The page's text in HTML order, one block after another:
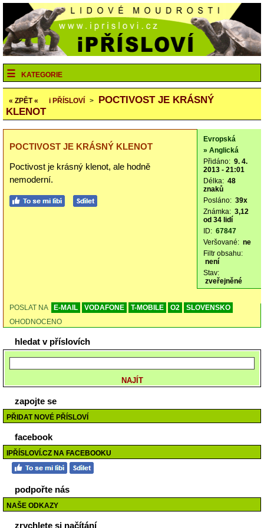
KATEGORIE
« ZPĚT « i PŘÍSLOVÍ >
POCTIVOST JE KRÁSNÝ
KLENOT
POCTIVOST JE KRÁSNÝ KLENOT
Poctivost je krásný klenot, ale hodně
nemoderní.
Evropská
» Anglická
Přidáno: 9. 4.
2013 - 21:01
Délka: 48
znaků
Posláno: 39x
Známka: 3,12
od 34 lidí
ID: 67847
Veršované: ne
Filtr obsahu:
není
Stav:
zveřejněné
POSLAT NA E-MAIL VODAFONE T-MOBILE O2
SLOVENSKO
OHODNOCENO
hledat v příslovích
zapojte se
PŘIDAT NOVÉ PŘÍSLOVÍ
facebook
IPŘÍSLOVÍ.CZ NA FACEBOOKU
podpořte nás
NAŠE ODKAZY
zrychlete si načítání